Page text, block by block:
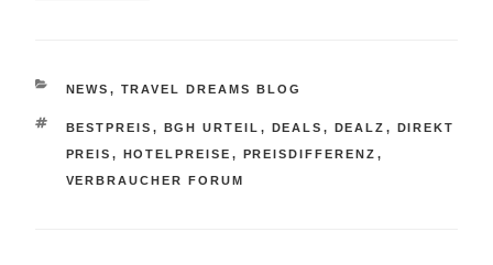
KATEGORIEN
NEWS , TRAVEL DREAMS BLOG
SCHLAGWÖRTER
BESTPREIS , BGH URTEIL , DEALS , DEALZ , DIREKT
PREIS , HOTELPREISE , PREISDIFFERENZ ,
VERBRAUCHER FORUM